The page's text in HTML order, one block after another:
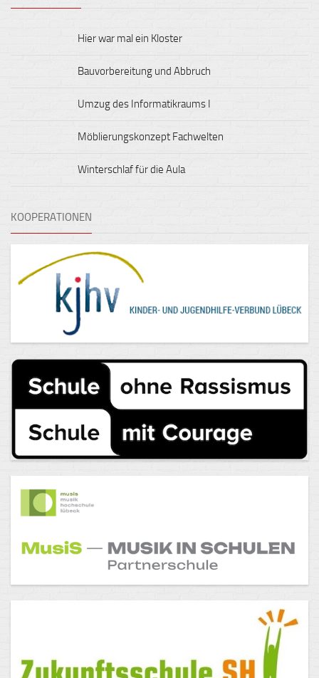
Hier war mal ein Kloster
Bauvorbereitung und Abbruch
Umzug des Informatikraums I
Möblierungskonzept Fachwelten
Winterschlaf für die Aula
KOOPERATIONEN